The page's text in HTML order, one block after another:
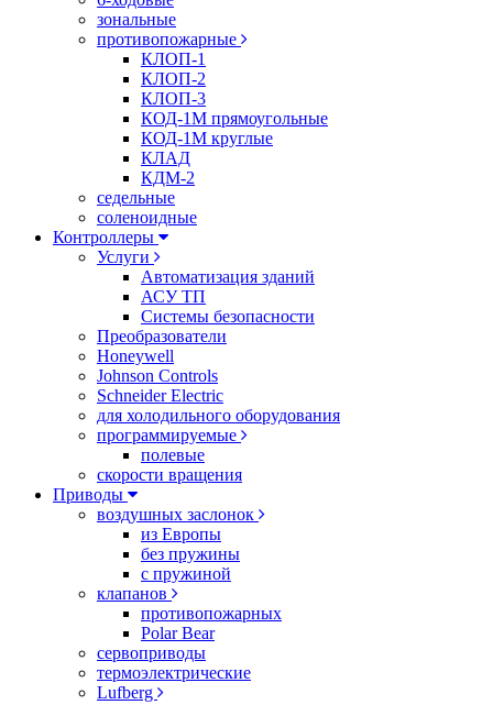
зональные
противопожарные
КЛОП-1
КЛОП-2
КЛОП-3
КОД-1М прямоугольные
КОД-1М круглые
КЛАД
КДМ-2
седельные
соленоидные
Контроллеры
Услуги
Автоматизация зданий
АСУ ТП
Системы безопасности
Преобразователи
Honeywell
Johnson Controls
Schneider Electric
для холодильного оборудования
программируемые
полевые
скорости вращения
Приводы
воздушных заслонок
из Европы
без пружины
с пружиной
клапанов
противопожарных
Polar Bear
сервоприводы
термоэлектрические
Lufberg